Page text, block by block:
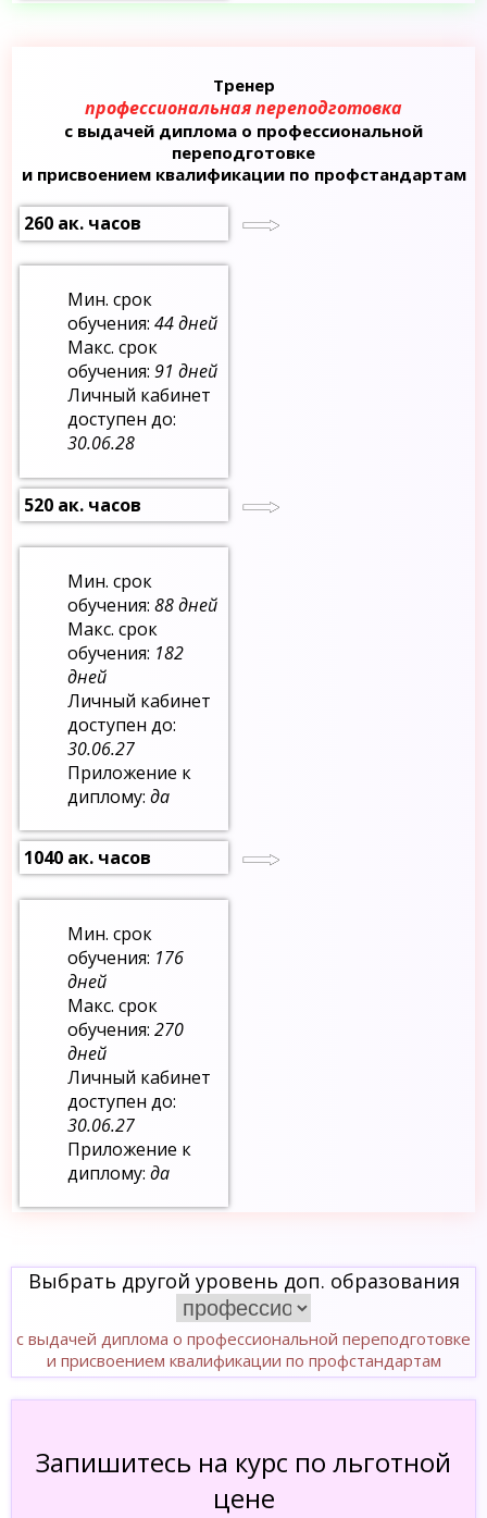
Тренер
профессиональная переподготовка
с выдачей диплома о профессиональной
переподготовке
и присвоением квалификации по профстандартам
260 ак. часов
Мин. срок
обучения:44 дней
Макс. срок
обучения:91 дней
Личный кабинет
доступен до:
30.06.28
520 ак. часов
Мин. срок
обучения:88 дней
Макс. срок
обучения: 182
дней
Личный кабинет
доступен до:
30.06.27
Приложение к
диплому:да
1040 ак. часов
Мин. срок
обучения: 176
дней
Макс. срок
обучения:270
дней
Личный кабинет
доступен до:
30.06.27
Приложение к
диплому:да
Выбрать другой уровень доп. образования
с выдачей диплома о профессиональной переподготовке
и присвоением квалификации по профстандартам
Запишитесь на курс по льготной
цене